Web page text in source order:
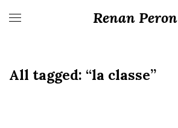
Renan Peron
All tagged: “la classe”